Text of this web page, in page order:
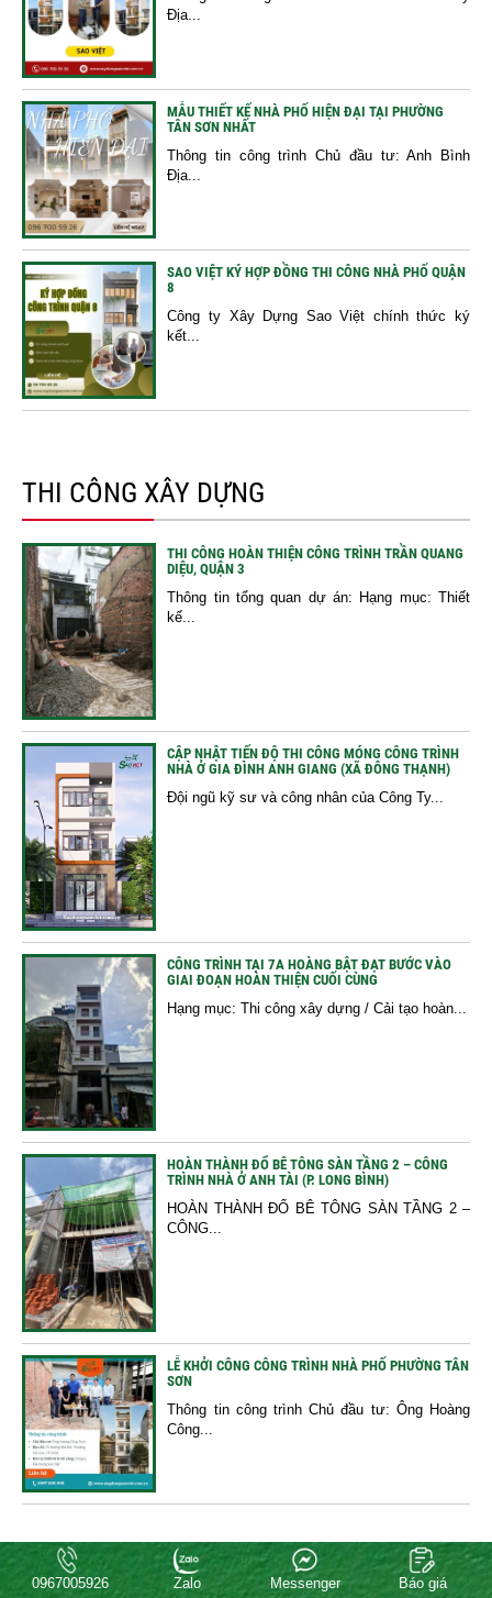
Địa...
MẪU THIẾT KẾ NHÀ PHỐ HIỆN ĐẠI TẠI PHƯỜNG
TÂN SƠN NHẤT
Thông tin công trình Chủ đầu tư: Anh Bình
Địa...
SAO VIỆT KÝ HỢP ĐỒNG THI CÔNG NHÀ PHỐ QUẬN
8
Công ty Xây Dựng Sao Việt chính thức ký
kết...
THI CÔNG XÂY DỰNG
THI CÔNG HOÀN THIỆN CÔNG TRÌNH TRẦN QUANG
DIỆU, QUẬN 3
Thông tin tổng quan dự án: Hạng mục: Thiết
kế...
CẬP NHẬT TIẾN ĐỘ THI CÔNG MÓNG CÔNG TRÌNH
NHÀ Ở GIA ĐÌNH ANH GIANG (XÃ ĐÔNG THẠNH)
Đội ngũ kỹ sư và công nhân của Công Ty...
CÔNG TRÌNH TẠI 7A HOÀNG BẬT ĐẠT BƯỚC VÀO
GIAI ĐOẠN HOÀN THIỆN CUỐI CÙNG
Hạng mục: Thi công xây dựng / Cải tạo hoàn...
HOÀN THÀNH ĐỔ BÊ TÔNG SÀN TẦNG 2 – CÔNG
TRÌNH NHÀ Ở ANH TÀI (P. LONG BÌNH)
HOÀN THÀNH ĐỔ BÊ TÔNG SÀN TẦNG 2 –
CÔNG...
LỄ KHỞI CÔNG CÔNG TRÌNH NHÀ PHỐ PHƯỜNG TÂN
SƠN
Thông tin công trình Chủ đầu tư: Ông Hoàng
Công...
SỬA CHỮA NHÀ
0967005926 Zalo Messenger Báo giá